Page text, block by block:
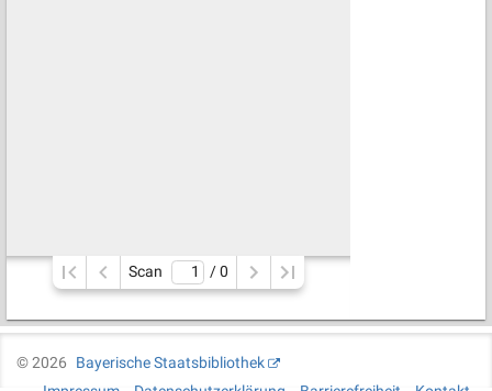
Scan / 0
©2026
Bayerische Staatsbibliothek